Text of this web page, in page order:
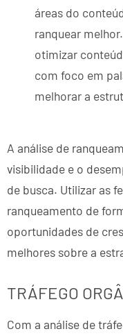
áreas do
ranquear
otimizar
com foco em
melhorar a
A análise de
visibilidade e o
de busca. Utilizar as
ranqueamento de
oportunidades de
melhores sobre a
TRÁFEGO
Com a análise de